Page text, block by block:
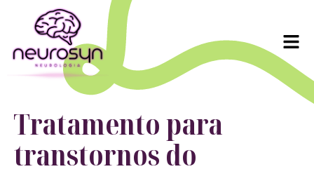
Tratamento para
transtornos do